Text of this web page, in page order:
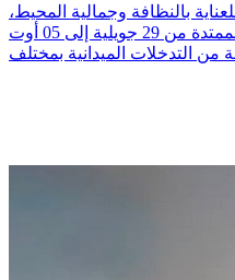
بالنظافة وجمالية المحيط،
واصلت بلدية قرقنة خلال الفترة الممتدة من 29 جويلية إلى 05 أوت